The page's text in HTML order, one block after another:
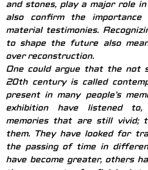
and stones, play a major role
also confirm the
material testimonies.
to shape the future also
over reconstruction.
One could argue that the not
20th century is called
present in many people’s
exhibition have listened
memories that are still vivid;
them. They have looked for
the passing of time in
have become greater, others